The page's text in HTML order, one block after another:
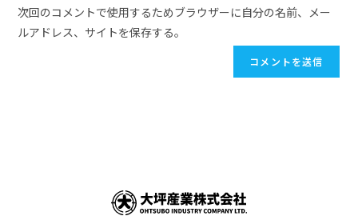
次回のコメントで使用するためブラウザーに自分の名前、メー
ルアドレス、サイトを保存する。